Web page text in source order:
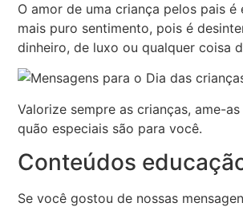
O amor de uma criança pelos pais é
mais puro sentimento, pois é
dinheiro, de luxo ou qualquer coisa
Valorize sempre as crianças, ame-
quão especiais são para você.
Conteúdos
Se você gostou de nossas